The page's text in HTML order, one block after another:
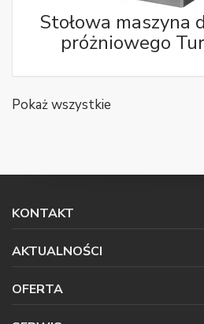
Stołowa maszyna
próżniowego
Pokaż wszystkie
KONTAKT
AKTUALNOŚCI
OFERTA